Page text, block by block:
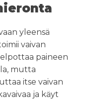
yleensä
vaivan
paineen
mutta
itse vaivan
ja käyt